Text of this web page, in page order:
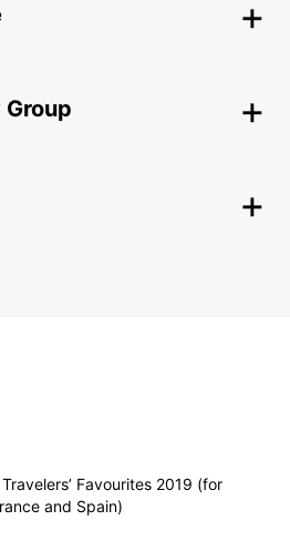
Favourites 2019 (for
and Spain)